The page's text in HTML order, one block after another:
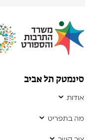
סינמטק תל אביב
אודות
מה בתפריט